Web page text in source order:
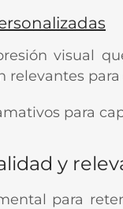
visual
relevantes
para
y
para